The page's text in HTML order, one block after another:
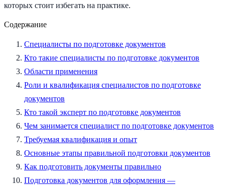
которых стоит избегать на практике.
Содержание
Специалисты по подготовке документов
Кто такие специалисты по подготовке документов
Области применения
Роли и квалификация специалистов по подготовке
документов
Кто такой эксперт по подготовке документов
Чем занимается специалист по подготовке документов
Требуемая квалификация и опыт
Основные этапы правильной подготовки документов
Как подготовить документы правильно
Подготовка документов для оформления —